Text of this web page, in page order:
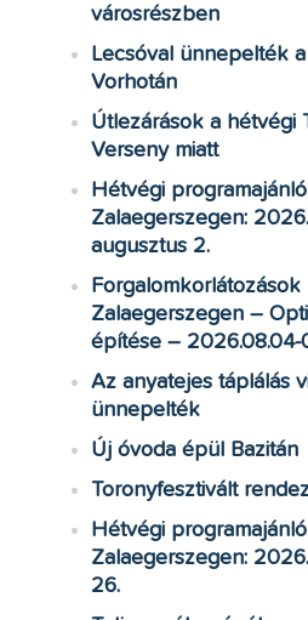
városrészben
Lecsóval ünnepelték
Vorhotán
Útlezárások a hétvégi
Verseny miatt
Hétvégi programajánló
Zalaegerszegen:
augusztus 2.
Forgalomkorlátozások
Zalaegerszegen –
építése – 2026.08.04-
Az anyatejes táplálás
ünnepelték
Új óvoda épül Bazitán
Toronyfesztivált
Hétvégi programajánló
Zalaegerszegen:
26.